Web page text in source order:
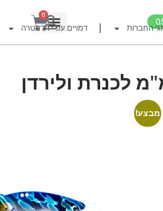
דף הבית
דמויים מומלצים לדיג זרזור
חכות
רולרים
0
החברות דמויים עפ"י דג מטרה
מבצע!